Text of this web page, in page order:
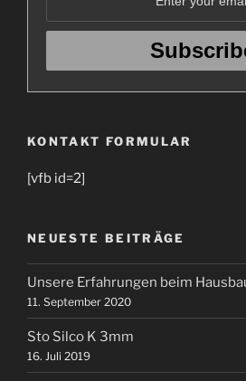
KONTAKT FORMULAR
[vfb id=2]
NEUESTE BEITRÄGE
Unsere Erfahrungen beim
11. September 2020
Sto Silco K 3mm
16. Juli 2019